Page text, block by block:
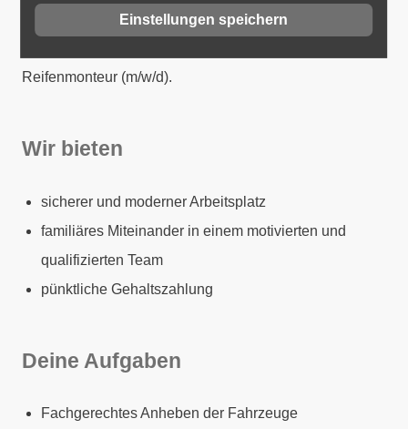
Einstellungen speichern
Reifenmonteur (m/w/d).
Wir bieten
sicherer und moderner Arbeitsplatz
familiäres Miteinander in einem motivierten und
qualifizierten Team
pünktliche Gehaltszahlung
Deine Aufgaben
Fachgerechtes Anheben der Fahrzeuge